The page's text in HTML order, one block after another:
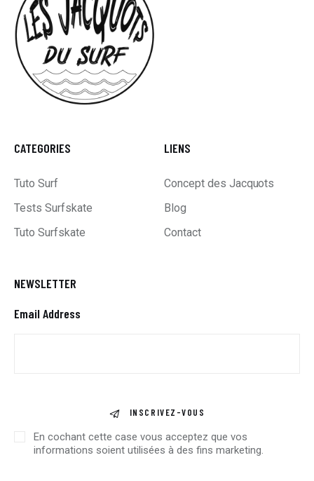
CATEGORIES
Tuto Surf
Tests Surfskate
Tuto Surfskate
LIENS
Concept des Jacquots
Blog
Contact
NEWSLETTER
Email Address
INSCRIVEZ-VOUS
En cochant cette case vous acceptez que vos
informations soient utilisées à des fins marketing.